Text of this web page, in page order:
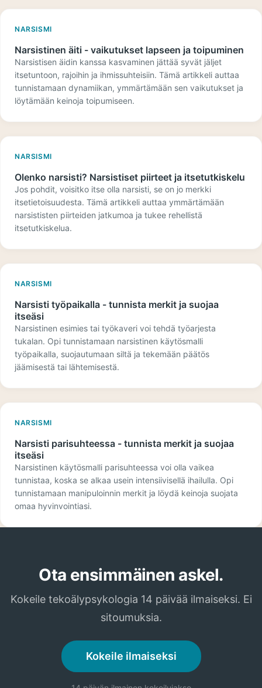
NARSISMI
Narsistinen äiti - vaikutukset lapseen ja toipuminen
Narsistisen äidin kanssa kasvaminen jättää syvät jäljet
itsetuntoon, rajoihin ja ihmissuhteisiin. Tämä artikkeli auttaa
tunnistamaan dynamiikan, ymmärtämään sen vaikutukset ja
löytämään keinoja toipumiseen.
NARSISMI
Olenko narsisti? Narsistiset piirteet ja itsetutkiskelu
Jos pohdit, voisitko itse olla narsisti, se on jo merkki
itsetietoisuudesta. Tämä artikkeli auttaa ymmärtämään
narsististen piirteiden jatkumoa ja tukee rehellistä
itsetutkiskelua.
NARSISMI
Narsisti työpaikalla - tunnista merkit ja suojaa
itseäsi
Narsistinen esimies tai työkaveri voi tehdä työarjesta
tukalan. Opi tunnistamaan narsistinen käytösmalli
työpaikalla, suojautumaan siltä ja tekemään päätös
jäämisestä tai lähtemisestä.
NARSISMI
Narsisti parisuhteessa - tunnista merkit ja suojaa
itseäsi
Narsistinen käytösmalli parisuhteessa voi olla vaikea
tunnistaa, koska se alkaa usein intensiivisellä ihailulla. Opi
tunnistamaan manipuloinnin merkit ja löydä keinoja suojata
omaa hyvinvointiasi.
Ota ensimmäinen askel.
Kokeile tekoälypsykologia 14 päivää ilmaiseksi. Ei
sitoumuksia.
Kokeile ilmaiseksi